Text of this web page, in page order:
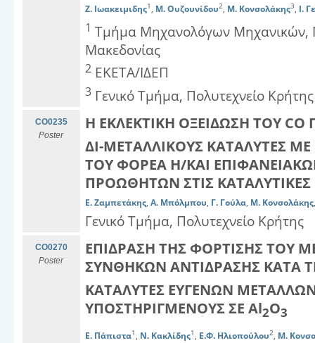
Ζ. Ιωακειμιδης1 , Μ. Ουζουνίδου2, Μ. Κονσολάκης3, Ι.
1 Τμήμα Μηχανολόγων Μηχανικών,
Μακεδονίας
2 ΕΚΕΤΑ/ΙΔΕΠ
3 Γενικό Τμήμα, Πολυτεχνείο Κρήτης
CO0235
Poster
H ΕΚΛΕΚΤΙΚΗ ΟΞΕΙΔΩΣΗ ΤΟΥ CO
ΔΙ-ΜΕΤΑΛΛΙΚΟΥΣ ΚΑΤΑΛΥΤΕΣ
ΤΟΥ ΦΟΡΕΑ Η/ΚΑΙ
ΠΡΟΩΘΗΤΩΝ ΣΤΙΣ ΚΑΤΑΛΥΤΙΚΕΣ
Ε. Ζαμπετάκης, Α. Μπόλμπου, Γ. Γούλα, Μ. Κονσολάκης
Γενικό Τμήμα, Πολυτεχνείο Κρήτης
CO0270
Poster
ΕΠΙΔΡΑΣΗ ΤΗΣ ΦΟΡΤΙΣΗΣ ΤΟΥ
ΣΥΝΘΗΚΩΝ ΑΝΤΙΔΡΑΣΗΣ ΚΑΤΑ
ΚΑΤΑΛΥΤΕΣ ΕΥΓΕΝΩΝ ΜΕΤΑΛΛΩΝ
ΥΠΟΣΤΗΡΙΓΜΕΝΟΥΣ ΣΕ Al2O3
E. Πάπιστα1 , Ν. Κακλίδης1 , E.Φ. Ηλιοπούλου2, Μ.